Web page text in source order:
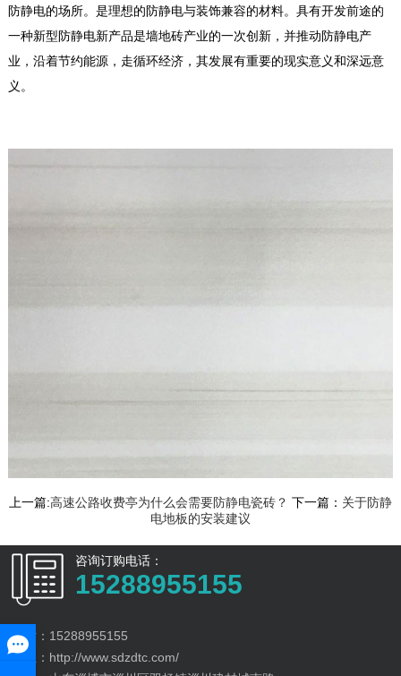
防静电的场所。是理想的防静电与装饰兼容的材料。具有开发前途的
一种新型防静电新产品是墙地砖产业的一次创新，并推动防静电产
业，沿着节约能源，走循环经济，其发展有重要的现实意义和深远意
义。
上一篇:高速公路收费亭为什么会需要防静电瓷砖？ 下一篇： 关于防静
电地板的安装建议
咨询订购电话：
15288955155
电话：15288955155
网址：http://www.sdzdtc.com/